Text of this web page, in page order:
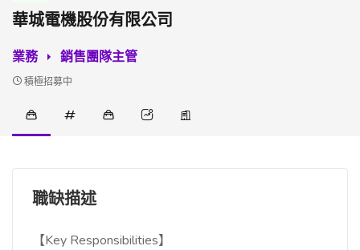
華城電機股份有限公司
業務 銷售團隊主管
積極招募中
職缺描述
【Key Responsibilities】